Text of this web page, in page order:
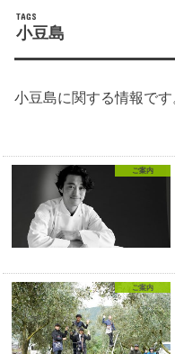
小豆島
小豆島に関する情報です
ご案内
ご案内